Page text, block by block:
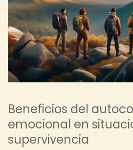
Beneficios del
emocional en
supervivencia